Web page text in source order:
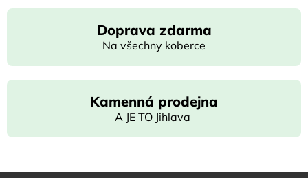
Doprava zdarma
Na všechny koberce
Kamenná prodejna
A JE TO Jihlava